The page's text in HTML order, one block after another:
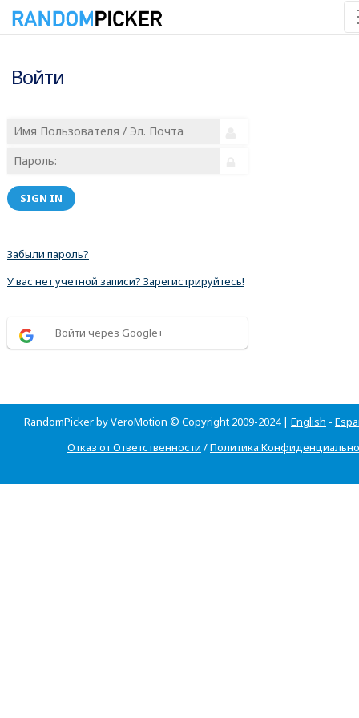
Войти
SIGN IN
Забыли пароль?
У вас нет учетной записи? Зарегистрируйтесь!
Войти через Google+
RandomPicker by VeroMotion © Copyright 2009-2024 | English -
Отказ от Ответственности /Политика